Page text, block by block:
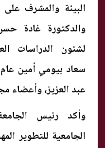
البيئة والمشرف
والدكتورة غادة
لشئون الدراسات
سعاد بيومي أمين عام
عبد العزيز، وأعضاء
وأكد رئيس
الجامعية للتطوير